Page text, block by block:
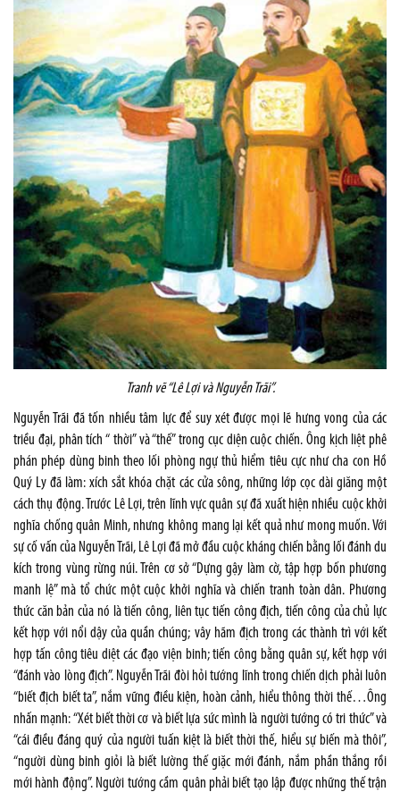
Tranh vẽ “Lê Lợi và Nguyễn Trãi”.
Nguyễn Trãi đã tốn nhiều tâm lực để suy xét được mọi lẽ hưng vong của các
triều đại, phân tích “ thời” và “thế” trong cục diện cuộc chiến. Ông kịch liệt phê
phán phép dùng binh theo lối phòng ngự thủ hiểm tiêu cực như cha con Hồ
Quý Ly đã làm: xích sắt khóa chặt các cửa sông, những lớp cọc dài giăng một
cách thụ động. Trước Lê Lợi, trên lĩnh vực quân sự đã xuất hiện nhiều cuộc khởi
nghĩa chống quân Minh, nhưng không mang lại kết quả như mong muốn. Với
sự cố vấn của Nguyễn Trãi, Lê Lợi đã mở đầu cuộc kháng chiến bằng lối đánh du
kích trong vùng rừng núi. Trên cơ sở “Dựng gậy làm cờ, tập hợp bốn phương
manh lệ” mà tổ chức một cuộc khởi nghĩa và chiến tranh toàn dân. Phương
thức căn bản của nó là tiến công, liên tục tiến công địch, tiến công của chủ lực
kết hợp với nổi dậy của quần chúng; vây hãm địch trong các thành trì với kết
hợp tấn công tiêu diệt các đạo viện binh; tiến công bằng quân sự, kết hợp với
“đánh vào lòng địch”. Nguyễn Trãi đòi hỏi tướng lĩnh trong chiến dịch phải luôn
“biết địch biết ta”, nắm vững điều kiện, hoàn cảnh, hiểu thông thời thế…Ông
nhấn mạnh: “Xét biết thời cơ và biết lựa sức mình là người tướng có tri thức” và
“cái điều đáng quý của người tuấn kiệt là biết thời thế, hiểu sự biến mà thôi”,
“người dùng binh giỏi là biết lường thế giặc mới đánh, nắm phần thắng rồi
mới hành động”. Người tướng cầm quân phải biết tạo lập được những thế trận